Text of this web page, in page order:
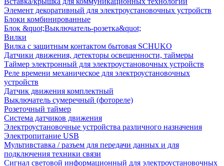
Элемент декоративный для электроустановочных устройств
Блоки комбинированные
Блок &quot;Выключатель-розетка&quot;
Вилки
Вилка с защитным контактом бытовая SCHUKO
Датчики движения, детекторы освещенности, таймеры
Таймер электронный для электроустановочных устройств
Реле времени механическое для электроустановочных
устройств
Датчик движения комплектный
Выключатель сумеречный (фотореле)
Розеточный таймер
Система датчиков движения
Электроустановочные устройства различного назначения
Электропитание USB
Мультивставка / разъем для передачи данных и для
подключения техники связи
Сигнал световой информационный для электроустановочных